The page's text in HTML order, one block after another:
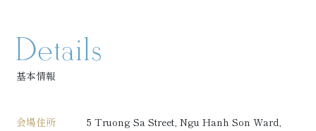
Details
基本情報
会場住所
5 Truong Sa Street, Ngu Hanh Son Ward,